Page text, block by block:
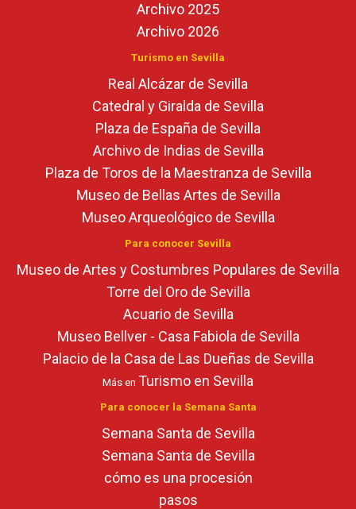
Archivo 2025
Archivo 2026
Turismo en Sevilla
Real Alcázar de Sevilla
Catedral y Giralda de Sevilla
Plaza de España de Sevilla
Archivo de Indias de Sevilla
Plaza de Toros de la Maestranza de Sevilla
Museo de Bellas Artes de Sevilla
Museo Arqueológico de Sevilla
Para conocer Sevilla
Museo de Artes y Costumbres Populares de Sevilla
Torre del Oro de Sevilla
Acuario de Sevilla
Museo Bellver - Casa Fabiola de Sevilla
Palacio de la Casa de Las Dueñas de Sevilla
Más en Turismo en Sevilla
Para conocer la Semana Santa
Semana Santa de Sevilla
Semana Santa de Sevilla
cómo es una procesión
pasos